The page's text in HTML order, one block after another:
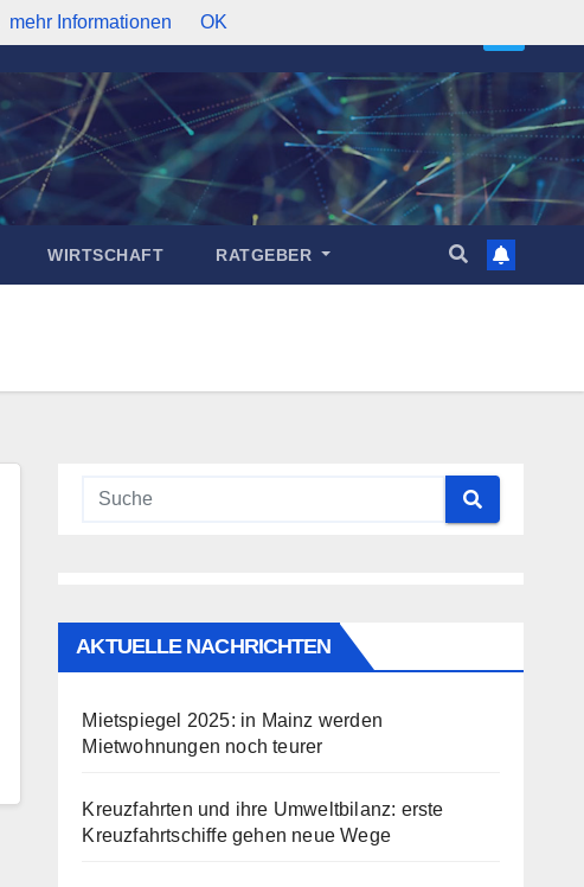
WIRTSCHAFT RATGEBER
AKTUELLE NACHRICHTEN
Mietspiegel 2025: in Mainz werden
Mietwohnungen noch teurer
Kreuzfahrten und ihre Umweltbilanz: erste
Kreuzfahrtschiffe gehen neue Wege
mehr Informationen OK